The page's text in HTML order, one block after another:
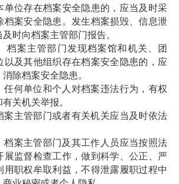
单位存在档案安全隐患的，应当及时采
档案安全隐患。发生档案损毁、信息泄
时向档案主管部门报告。
案主管部门发现档案馆和机关、团
以及其他组织存在档案安全隐患的，应
除档案安全隐患。
何单位和个人对档案违法行为，有权
关机关举报。
案主管部门或者有关机关应当及时依法
案主管部门及其工作人员应当按照法
展监督检查工作，做到科学、公正、严
用职权牟取利益，不得泄露履职过程中